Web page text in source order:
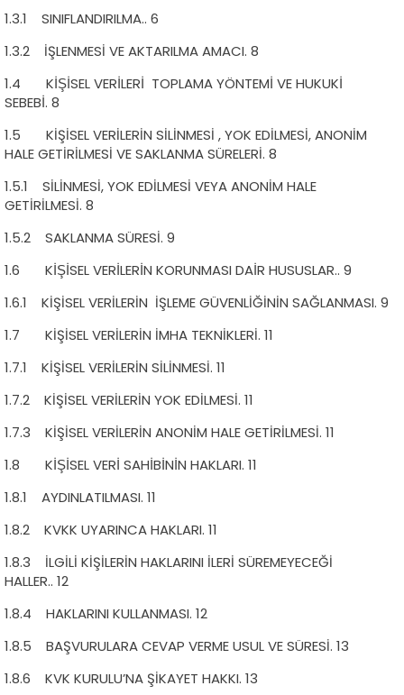
1.3.1 SINIFLANDIRILMA.. 6
1.3.2 İŞLENMESİ VE AKTARILMA AMACI. 8
1.4 KİŞİSEL VERİLERİ TOPLAMA YÖNTEMİ VE HUKUKİ
SEBEBİ. 8
1.5 KİŞİSEL VERİLERİN SİLİNMESİ , YOK EDİLMESİ, ANONİM
HALE GETİRİLMESİ VE SAKLANMA SÜRELERİ. 8
1.5.1 SİLİNMESİ, YOK EDİLMESİ VEYA ANONİM HALE
GETİRİLMESİ. 8
1.5.2 SAKLANMA SÜRESİ. 9
1.6 KİŞİSEL VERİLERİN KORUNMASI DAİR HUSUSLAR.. 9
1.6.1 KİŞİSEL VERİLERİN İŞLEME GÜVENLİĞİNİN SAĞLANMASI. 9
1.7 KİŞİSEL VERİLERİN İMHA TEKNİKLERİ. 11
1.7.1 KİŞİSEL VERİLERİN SİLİNMESİ. 11
1.7.2 KİŞİSEL VERİLERİN YOK EDİLMESİ. 11
1.7.3 KİŞİSEL VERİLERİN ANONİM HALE GETİRİLMESİ. 11
1.8 KİŞİSEL VERİ SAHİBİNİN HAKLARI. 11
1.8.1 AYDINLATILMASI. 11
1.8.2 KVKK UYARINCA HAKLARI. 11
1.8.3 İLGİLİ KİŞİLERİN HAKLARINI İLERİ SÜREMEYECEĞİ
HALLER.. 12
1.8.4 HAKLARINI KULLANMASI. 12
1.8.5 BAŞVURULARA CEVAP VERME USUL VE SÜRESİ. 13
1.8.6 KVK KURULU’NA ŞİKAYET HAKKI. 13